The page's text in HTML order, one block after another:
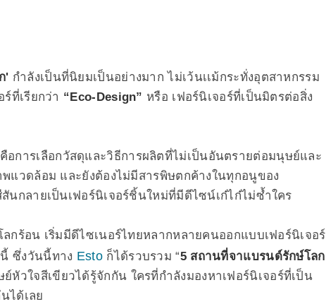
' กำลังเป็นที่นิยมเป็นอย่างมาก ไม่เว้นเเม้กระทั่งอุตสาหกรรม
ที่เรียกว่า “Eco-Design” หรือ เฟอร์นิเจอร์ที่เป็นมิตรต่อสิ่ง
คือการเลือกวัสดุและวิธีการผลิตที่ไม่เป็นอันตรายต่อมนุษย์และ
แวดล้อม และยังต้องไม่มีสารพิษตกค้างในทุกอนูของ
นกลายเป็นเฟอร์นิเจอร์ชิ้นใหม่ที่มีดีไซน์เก๋ไก๋ไม่ซ้ำใคร
กร้อน เริ่มมีดีไซเนอร์ไทยหลากหลายคนออกแบบเฟอร์นิเจอร์
ซึ่งวันนี้ทาง Esto ก็ได้รวบรวม “5 สถานที่จาแบรนด์รักษ์โลก
ย์หัวใจสีเขียวได้รู้จักกัน ใครที่กำลังมองหาเฟอร์นิเจอร์ที่เป็น
ได้เลย